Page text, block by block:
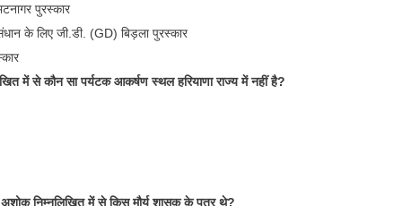
पुरस्कार
के लिए जी.डी. (GD) बिड़ला पुरस्कार
में से कौन सा पर्यटक आकर्षण स्थल हरियाणा राज्य में नहीं है?
निम्नलिखित में से किस मौर्य शासक के पुत्र थे?